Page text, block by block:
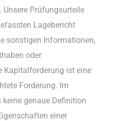
Prüfungsurteile
Lagebericht
sonstigen Informationen,
oder
Kapitalforderung ist eine
Forderung. Im
genaue Definition
einer